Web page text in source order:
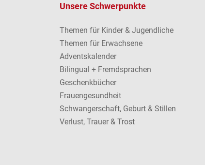
Unsere Schwerpunkte
Themen für Kinder & Jugendliche
Themen für Erwachsene
Adventskalender
Bilingual + Fremdsprachen
Geschenkbücher
Frauengesundheit
Schwangerschaft, Geburt & Stillen
Verlust, Trauer & Trost